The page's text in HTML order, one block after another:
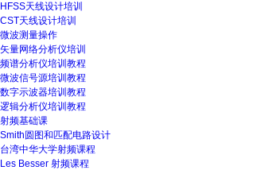
HFSS天线设计培训
CST天线设计培训
微波测量操作
矢量网络分析仪培训
频谱分析仪培训教程
微波信号源培训教程
数字示波器培训教程
逻辑分析仪培训教程
射频基础课
Smith圆图和匹配电路设计
台湾中华大学射频课程
Les Besser 射频课程